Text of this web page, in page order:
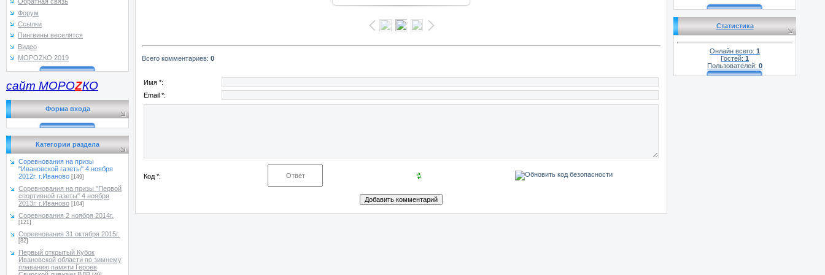
Форум
Ссылки
Пингвины веселятся
Видео
МОРОZКО 2019
сайт МОРОZКО
Форма входа
Категории раздела
Соревнования на призы
"Ивановской газеты" 4 ноября
2012г. г.Иваново [149]
Соревнования на призы "Первой
спортивной газеты" 4 ноября
2013г. г.Иваново [104]
Соревнования 2 ноября 2014г.
[121]
Соревнования 31 октября 2015г.
[82]
Первый открытый Кубок
Ивановской области по зимнему
плаванию памяти Героев
Всего комментариев: 0
Имя *:
Email *:
Код *:
Статистика
Онлайн всего: 1
Гостей: 1
Пользователей: 0